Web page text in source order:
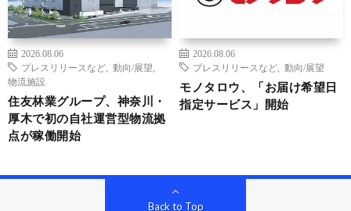
2026.08.06
プレスリリースなど
動向/展望
物流施設
住友林業グループ、神奈川・
厚木で初の自社運営型物流拠
点が稼働開始
2026.08.06
プレスリリースなど
動向/展望
モノタロウ、「お届け希望日
指定サービス」開始
Back to Top